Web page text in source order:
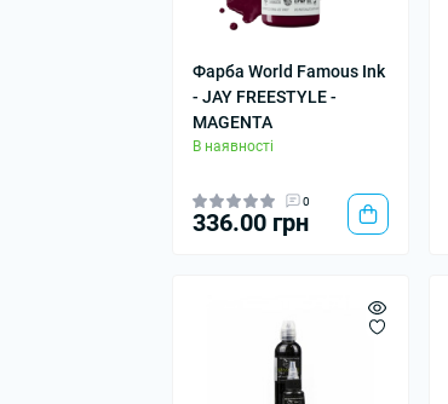
Фарба World Famous Ink
- JAY FREESTYLE -
MAGENTA
В наявності
0
336.00 грн